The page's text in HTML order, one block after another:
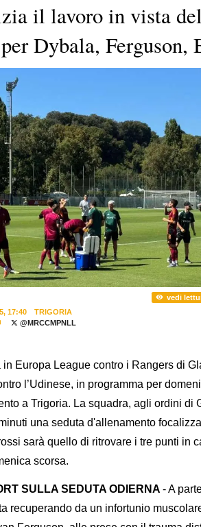
il lavoro in vista
Dybala, Ferguson,
vedi
17:40
TRIGORIA
@MRCCMPNLL
Europa League contro i Rangers di
l’Udinese, in programma per
a Trigoria. La squadra, agli ordini di
una seduta d'allenamento
sarà quello di ritrovare i tre punti in
scorsa.
SULLA SEDUTA ODIERNA - A
recuperando da un infortunio